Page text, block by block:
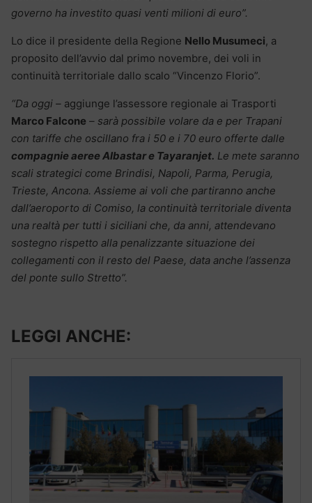
governo ha investito quasi venti milioni di euro”.
Lo dice il presidente della Regione Nello Musumeci, a
proposito dell’avvio dal primo novembre, dei voli in
continuità territoriale dallo scalo “Vincenzo Florio”.
“Da oggi – aggiunge l’assessore regionale ai Trasporti
Marco Falcone – sarà possibile volare da e per Trapani
con tariffe che oscillano fra i 50 e i 70 euro offerte dalle
compagnie aeree Albastar e Tayaranjet. Le mete saranno
scali strategici come Brindisi, Napoli, Parma, Perugia,
Trieste, Ancona. Assieme ai voli che partiranno anche
dall’aeroporto di Comiso, la continuità territoriale diventa
una realtà per tutti i siciliani che, da anni, attendevano
sostegno rispetto alla penalizzante situazione dei
collegamenti con il resto del Paese, data anche l’assenza
del ponte sullo Stretto”.
LEGGI ANCHE: